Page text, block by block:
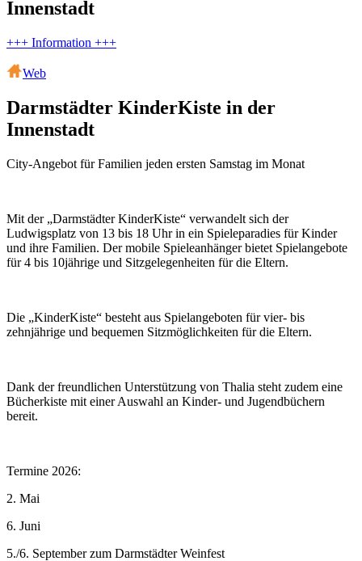
Innenstadt
+++ Information +++
Web
Darmstädter KinderKiste in der
Innenstadt
City-Angebot für Familien jeden ersten Samstag im Monat
Mit der „Darmstädter KinderKiste“ verwandelt sich der
Ludwigsplatz von 13 bis 18 Uhr in ein Spieleparadies für Kinder
und ihre Familien. Der mobile Spieleanhänger bietet Spielangebote
für 4 bis 10jährige und Sitzgelegenheiten für die Eltern.
Die „KinderKiste“ besteht aus Spielangeboten für vier- bis
zehnjährige und bequemen Sitzmöglichkeiten für die Eltern.
Dank der freundlichen Unterstützung von Thalia steht zudem eine
Bücherkiste mit einer Auswahl an Kinder- und Jugendbüchern
bereit.
Termine 2026:
2. Mai
6. Juni
5./6. September zum Darmstädter Weinfest